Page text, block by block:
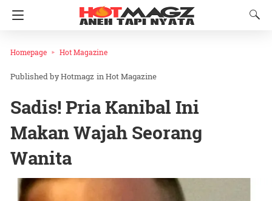
Homepage Hot Magazine
Hotmagz inHot Magazine
Sadis! Pria Kanibal Ini
Makan Wajah Seorang
Wanita